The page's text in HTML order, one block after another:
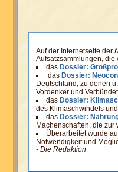
Auf der Internetseite der
Aufsatzsammlungen,
das Dossier:
das Dossier:
Deutschland, zu denen
Vordenker und
das Dossier:
des Klimaschwindels
das Dossier:
Machenschaften, die
Überarbeitet wurde
Notwendigkeit und
- Die Redaktion